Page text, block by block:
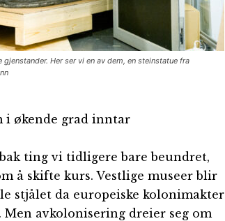
Her ser vi en av dem, en steinstatue fra
i økende grad inntar
ting vi tidligere bare beundret,
å skifte kurs. Vestlige museer blir
stjålet da europeiske kolonimakter
avkolonisering dreier seg om